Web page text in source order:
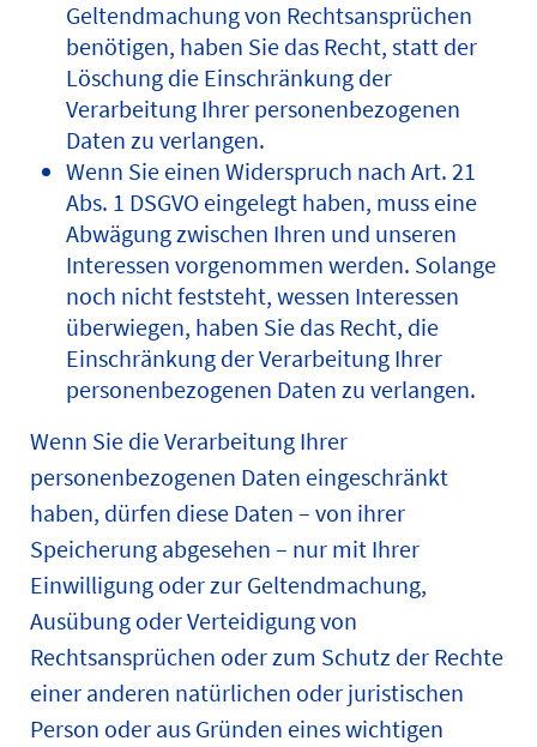
Geltendmachung von Rechtsansprüchen
benötigen, haben Sie das Recht, statt der
Löschung die Einschränkung der
Verarbeitung Ihrer personenbezogenen
Daten zu verlangen.
Wenn Sie einen Widerspruch nach Art. 21
Abs. 1 DSGVO eingelegt haben, muss eine
Abwägung zwischen Ihren und unseren
Interessen vorgenommen werden. Solange
noch nicht feststeht, wessen Interessen
überwiegen, haben Sie das Recht, die
Einschränkung der Verarbeitung Ihrer
personenbezogenen Daten zu verlangen.
Wenn Sie die Verarbeitung Ihrer
personenbezogenen Daten eingeschränkt
haben, dürfen diese Daten – von ihrer
Speicherung abgesehen – nur mit Ihrer
Einwilligung oder zur Geltendmachung,
Ausübung oder Verteidigung von
Rechtsansprüchen oder zum Schutz der Rechte
einer anderen natürlichen oder juristischen
Person oder aus Gründen eines wichtigen